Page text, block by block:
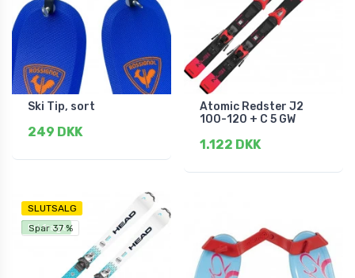
Ski Tip, sort
249 DKK
Atomic Redster J2
100-120 + C 5 GW
1.122 DKK
SLUTSALG
Fri fragt
Spar 37 %